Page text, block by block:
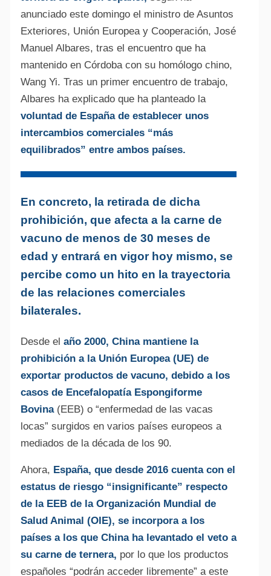
anunciado este domingo el ministro de Asuntos
Exteriores, Unión Europea y Cooperación, José
Manuel Albares, tras el encuentro que ha
mantenido en Córdoba con su homólogo chino,
Wang Yi. Tras un primer encuentro de trabajo,
Albares ha explicado que ha planteado la
voluntad de España de establecer unos
intercambios comerciales “más
equilibrados” entre ambos países.
En concreto, la retirada de dicha
prohibición, que afecta a la carne de
vacuno de menos de 30 meses de
edad y entrará en vigor hoy mismo, se
percibe como un hito en la trayectoria
de las relaciones comerciales
bilaterales.
Desde el año 2000, China mantiene la
prohibición a la Unión Europea (UE) de
exportar productos de vacuno, debido a los
casos de Encefalopatía Espongiforme
Bovina (EEB) o “enfermedad de las vacas
locas” surgidos en varios países europeos a
mediados de la década de los 90.
Ahora, España, que desde 2016 cuenta con el
estatus de riesgo “insignificante” respecto
de la EEB de la Organización Mundial de
Salud Animal (OIE), se incorpora a los
países a los que China ha levantado el veto a
su carne de ternera, por lo que los productos
españoles “podrán acceder libremente” a este